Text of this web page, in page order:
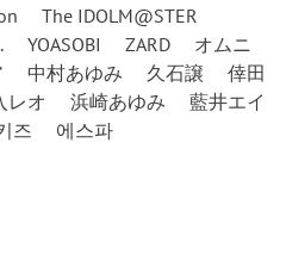
The IDOLM@STER
YOASOBI ZARD
オムニ
中村あゆみ 久石譲
倖田
レオ 浜崎あゆみ
藍井エイ
즈 에스파